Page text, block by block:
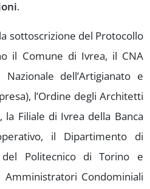
.
sottoscrizione del Protocollo
il Comune di Ivrea, il CNA
dell’Artigianato e
l’Ordine degli Architetti
la Filiale di Ivrea della Banca
il Dipartimento di
Politecnico di Torino e
Amministratori Condominiali